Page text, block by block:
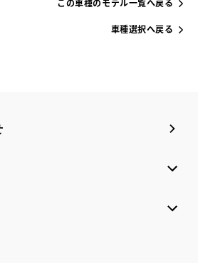
この車種のモデル一覧へ戻る
車種選択へ戻る